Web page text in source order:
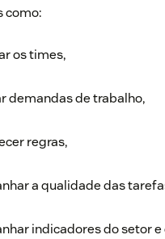
como:
os times,
demandas de trabalho,
regras,
a qualidade das
indicadores do setor